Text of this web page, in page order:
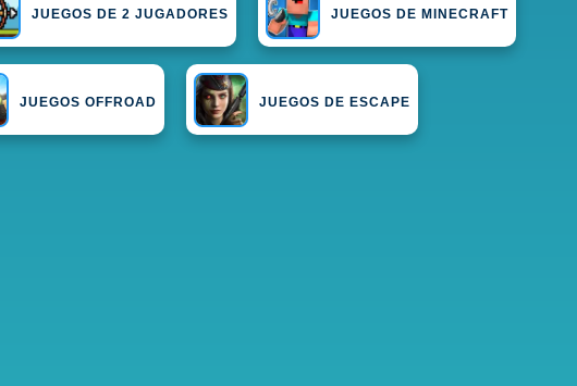
JUEGOS DE 2 JUGADORES JUEGOS DE MINECRAFT
JUEGOS OFFROAD JUEGOS DE ESCAPE